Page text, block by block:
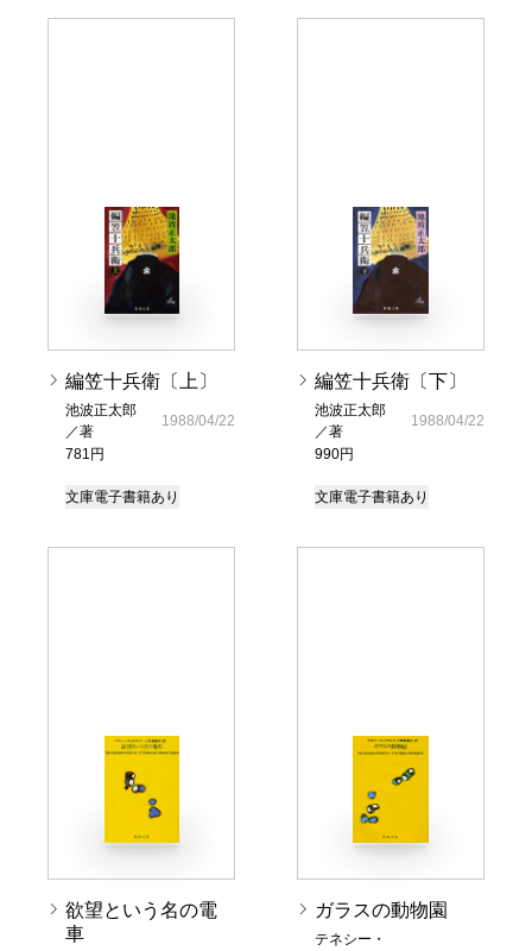
編笠十兵衛〔上〕
池波正太郎
／著
781円
1988/04/22
文庫電子書籍あり
編笠十兵衛〔下〕
池波正太郎
／著
990円
1988/04/22
文庫電子書籍あり
欲望という名の電
車
ガラスの動物園
テネシー・